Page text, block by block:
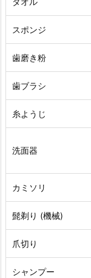
スポンジ
歯磨き粉
歯ブラシ
糸ようじ
洗面器
カミソリ
髭剃り (機械)
爪切り
シャンプー